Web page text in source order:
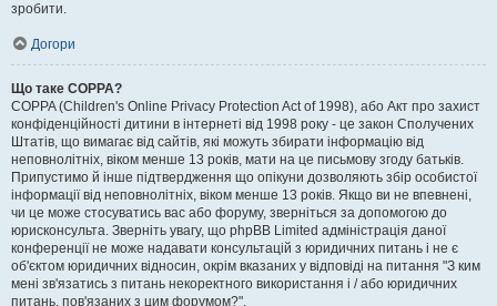
зробити.
Догори
Що таке COPPA?
COPPA (Children's Online Privacy Protection Act of 1998), або Акт про захист
конфіденційності дитини в інтернеті від 1998 року - це закон Сполучених
Штатів, що вимагає від сайтів, які можуть збирати інформацію від
неповнолітніх, віком менше 13 років, мати на це письмову згоду батьків.
Припустимо й інше підтвердження що опікуни дозволяють збір особистої
інформації від неповнолітніх, віком менше 13 років. Якщо ви не впевнені,
чи це може стосуватись вас або форуму, зверніться за допомогою до
юрисконсульта. Зверніть увагу, що phpBB Limited адміністрація даної
конференції не може надавати консультацій з юридичних питань і не є
об'єктом юридичних відносин, окрім вказаних у відповіді на питання "З ким
мені зв'язатись з питань некоректного використання і / або юридичних
питань, пов'язаних з цим форумом?".